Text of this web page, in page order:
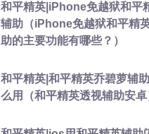
和平精英|iPhone免越狱和平
辅助（iPhone免越狱和平精
助的主要功能有哪些？）
和平精英|和平精英乔碧萝辅
么用（和平精英透视辅助安卓